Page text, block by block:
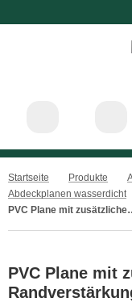
Startseite Produkte
Abdeckplanen wasserdicht
PVC Plane mit
PVC Plane mit